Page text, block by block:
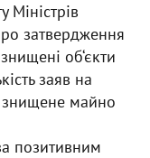
Міністрів
затвердження
об‘єкти
заяв на
знищене майно
позитивним